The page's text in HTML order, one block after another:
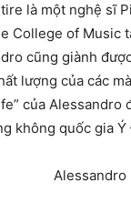
là một nghệ sĩ
College of Music
cũng giành
lượng của các
của
không quốc gia